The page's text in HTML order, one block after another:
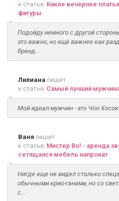
к статье: Какое вечернее
фигуры
Подойду немного с другой
это важно, но ещё важнее как
бренд...
Лилиана пишет
к статье: Самый лучший
Мой идеал мужчин - это Чон Хосок.
Ваня пишет
к статье: Мистер Во! - аренда
сетящаяся мебель напрокат
Нигде еще не видел столько
обычными крио-ганами, но со
с...